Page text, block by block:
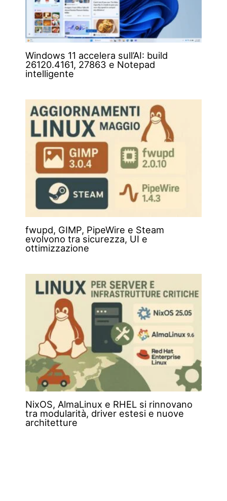
Windows 11 accelera sull’AI: build
26120.4161, 27863 e Notepad
intelligente
fwupd, GIMP, PipeWire e Steam
evolvono tra sicurezza, UI e
ottimizzazione
NixOS, AlmaLinux e RHEL si rinnovano
tra modularità, driver estesi e nuove
architetture